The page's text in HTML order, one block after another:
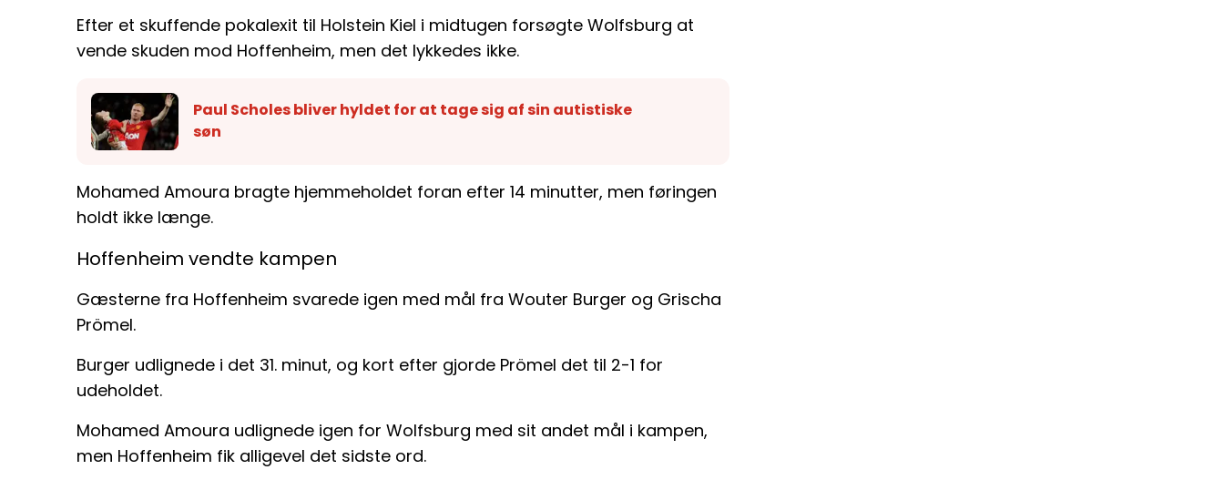
Efter et skuffende pokalexit til Holstein Kiel i midtugen forsøgte Wolfsburg at
vende skuden mod Hoffenheim, men det lykkedes ikke.
Paul Scholes bliver hyldet for at tage sig af sin autistiske
søn
Mohamed Amoura bragte hjemmeholdet foran efter 14 minutter, men føringen
holdt ikke længe.
Hoffenheim vendte kampen
Gæsterne fra Hoffenheim svarede igen med mål fra Wouter Burger og Grischa
Prömel.
Burger udlignede i det 31. minut, og kort efter gjorde Prömel det til 2-1 for
udeholdet.
Mohamed Amoura udlignede igen for Wolfsburg med sit andet mål i kampen,
men Hoffenheim fik alligevel det sidste ord.